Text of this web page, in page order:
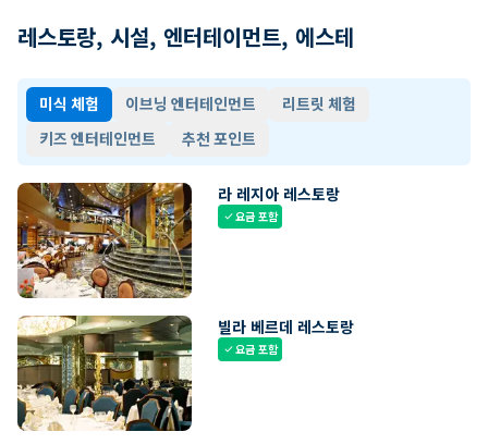
레스토랑, 시설, 엔터테이먼트, 에스테
미식 체험 이브닝 엔터테인먼트
리트릿 체험
키즈 엔터테인먼트
추천 포인트
라 레지아 레스토랑
check요금 포함
빌라 베르데 레스토랑
check요금 포함